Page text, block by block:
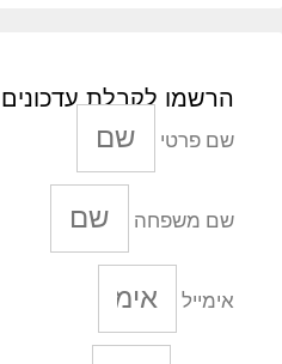
הרשמו לקבלת עדכונים
שם פרטי
שם משפחה
אימייל